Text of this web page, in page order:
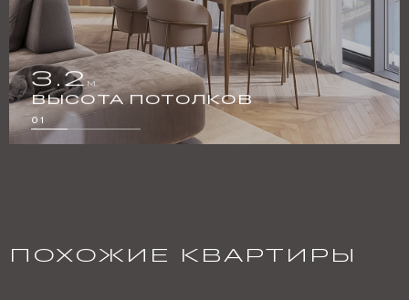
3.2М
ВЫСОТА ПОТОЛКОВ
2
01
ПОХОЖИЕ КВАРТИРЫ